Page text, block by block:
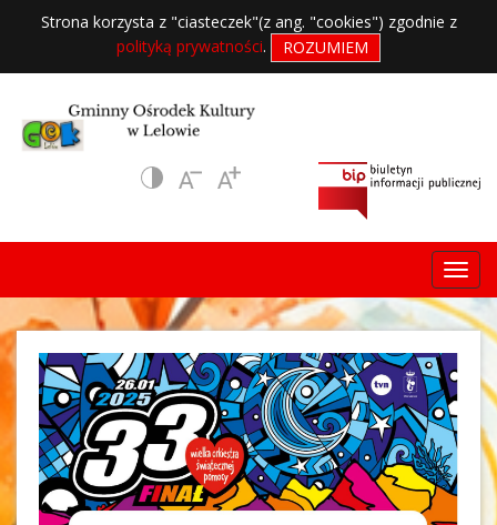
Strona korzysta z "ciasteczek"(z ang. "cookies") zgodnie z
polityką prywatności. ROZUMIEM